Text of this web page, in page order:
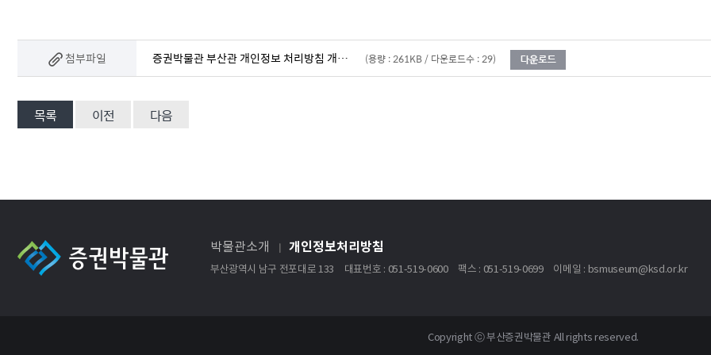
첨부파일 증권박물관 부산관 개인정보 처리방침 개정본.pdf (용량 : 261KB / 다운로드수 : 29)
목록 이전 다음
박물관소개 개인정보처리방침
부산광역시 남구 전포대로 133 대표번호 : 051-519-0600 팩스 : 051-519-0699 이메일 : bsmuseum@ksd.or.kr
Copyright ⓒ 부산증권박물관 All rights reserved.